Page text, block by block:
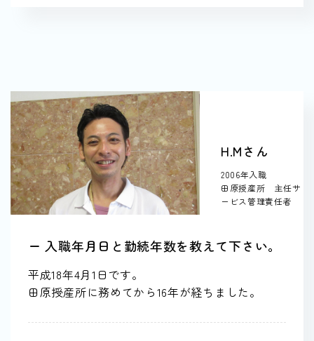
H.Mさん
2006年入職
田原授産所 主任サ
ービス管理責任者
ー 入職年月日と勤続年数を教えて下さい。
平成18年4月1日です。
田原授産所に務めてから16年が経ちました。